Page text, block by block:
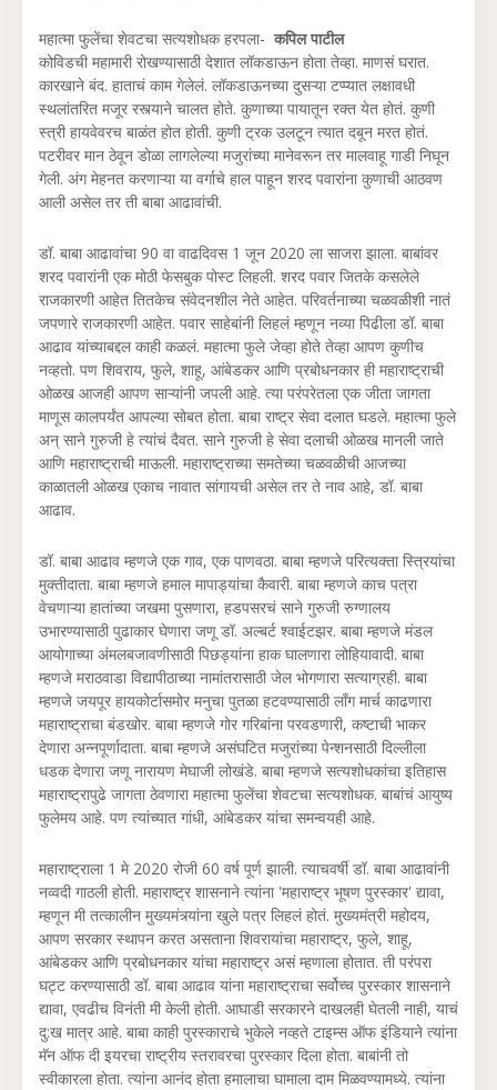
महात्मा फुलेंचा शेवटचा सत्यशोधक हरपला- कपिल पाटील
कोविडची महामारी रोखण्यासाठी देशात लॉकडाऊन होता तेव्हा. माणसं घरात.
कारखाने बंद. हाताचं काम गेलेलं. लॉकडाऊनच्या दुसऱ्या टप्प्यात लक्षावधी
स्थलांतरित मजूर रस्त्याने चालत होते. कुणाच्या पायातून रक्त येत होतं. कुणी
स्त्री हायवेवरच बाळंत होत होती. कुणी ट्रक उलटून त्यात दबून मरत होतं.
पटरीवर मान ठेवून डोळा लागलेल्या मजुरांच्या मानेवरून तर मालवाहू गाडी निघून
गेली. अंग मेहनत करणाऱ्या या वर्गाचे हाल पाहून शरद पवारांना कुणाची आठवण
आली असेल तर ती बाबा आढावांची.
डॉ. बाबा आढावांचा 90 वा वाढदिवस 1 जून 2020 ला साजरा झाला. बाबांवर
शरद पवारांनी एक मोठी फेसबुक पोस्ट लिहली. शरद पवार जितके कसलेले
राजकारणी आहेत तितकेच संवेदनशील नेते आहेत. परिवर्तनाच्या चळवळीशी नातं
जपणारे राजकारणी आहेत. पवार साहेबांनी लिहलं म्हणून नव्या पिढीला डॉ. बाबा
आढाव यांच्याबद्दल काही कळलं. महात्मा फुले जेव्हा होते तेव्हा आपण कुणीच
नव्हतो. पण शिवराय, फुले, शाहू, आंबेडकर आणि प्रबोधनकार ही महाराष्ट्राची
ओळख आजही आपण साऱ्यांनी जपली आहे. त्या परंपरेतला एक जीता जागता
माणूस कालपर्यंत आपल्या सोबत होता. बाबा राष्ट्र सेवा दलात घडले. महात्मा फुले
अन् साने गुरुजी हे त्यांचं दैवत. साने गुरुजी हे सेवा दलाची ओळख मानली जाते
आणि महाराष्ट्राची माऊली. महाराष्ट्राच्या समतेच्या चळवळीची आजच्या
काळातली ओळख एकाच नावात सांगायची असेल तर ते नाव आहे, डॉ. बाबा
आढाव.
डॉ. बाबा आढाव म्हणजे एक गाव, एक पाणवठा. बाबा म्हणजे परित्यक्ता स्त्रियांचा
मुक्तीदाता. बाबा म्हणजे हमाल मापाड्यांचा कैवारी. बाबा म्हणजे काच पत्रा
वेचणाऱ्या हातांच्या जखमा पुसणारा, हडपसरचं साने गुरुजी रुग्णालय
उभारण्यासाठी पुढाकार घेणारा जणू डॉ. अल्बर्ट श्वाईटझर. बाबा म्हणजे मंडल
आयोगाच्या अंमलबजावणीसाठी पिछड्यांना हाक घालणारा लोहियावादी. बाबा
म्हणजे मराठवाडा विद्यापीठाच्या नामांतरासाठी जेल भोगणारा सत्याग्रही. बाबा
म्हणजे जयपूर हायकोर्टासमोर मनुचा पुतळा हटवण्यासाठी लॉंग मार्च काढणारा
महाराष्ट्राचा बंडखोर. बाबा म्हणजे गोर गरिबांना परवडणारी, कष्टाची भाकर
देणारा अन्नपूर्णादाता. बाबा म्हणजे असंघटित मजुरांच्या पेन्शनसाठी दिल्लीला
धडक देणारा जणू नारायण मेघाजी लोखंडे. बाबा म्हणजे सत्यशोधकांचा इतिहास
महाराष्ट्रापुढे जागता ठेवणारा महात्मा फुलेंचा शेवटचा सत्यशोधक. बाबांचं आयुष्य
फुलेमय आहे. पण त्यांच्यात गांधी, आंबेडकर यांचा समन्वयही आहे.
महाराष्ट्राला 1 मे 2020 रोजी 60 वर्ष पूर्ण झाली. त्याचवर्षी डॉ. बाबा आढावांनी
नव्वदी गाठली होती. महाराष्ट्र शासनाने त्यांना 'महाराष्ट्र भूषण पुरस्कार' द्यावा,
म्हणून मी तत्कालीन मुख्यमंत्र्यांना खुले पत्र लिहलं होतं. मुख्यमंत्री महोदय,
आपण सरकार स्थापन करत असताना शिवरायांचा महाराष्ट्र, फुले, शाहू,
आंबेडकर आणि प्रबोधनकार यांचा महाराष्ट्र असं म्हणाला होतात. ती परंपरा
घट्ट करण्यासाठी डॉ. बाबा आढाव यांना महाराष्ट्राचा सर्वोच्च पुरस्कार शासनाने
द्यावा, एवढीच विनंती मी केली होती. आघाडी सरकारने दाखलही घेतली नाही, याचं
दु:ख मात्र आहे. बाबा काही पुरस्काराचे भुकेले नव्हते टाइम्स ऑफ इंडियाने त्यांना
मॅन ऑफ दी इयरचा राष्ट्रीय स्तरावरचा पुरस्कार दिला होता. बाबांनी तो
स्वीकारला होता. त्यांना आनंद होता हमालाचा घामाला दाम मिळवण्यामध्ये. त्यांना